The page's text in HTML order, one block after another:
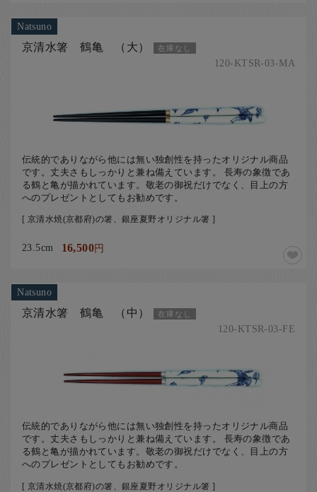
Natsuno
京清水箸 鶴亀 （大） 在庫なし
120-KTSR-03-MA
伝統的でありながら他には無い独創性を持ったオリジナル商品
です。丈夫さもしっかりと兼ね備えています。 長寿の象徴であ
る鶴と亀が描かれています。敬老の御祝だけでなく、目上の方
へのプレゼントとしてもお勧めです。
[ 京清水焼(京都府)の箸、銀座夏野オリジナル箸 ]
23.5cm 16,500円
Natsuno
京清水箸 鶴亀 （中） 在庫なし
120-KTSR-03-FE
伝統的でありながら他には無い独創性を持ったオリジナル商品
です。丈夫さもしっかりと兼ね備えています。 長寿の象徴であ
る鶴と亀が描かれています。敬老の御祝だけでなく、目上の方
へのプレゼントとしてもお勧めです。
[ 京清水焼(京都府)の箸、銀座夏野オリジナル箸 ]